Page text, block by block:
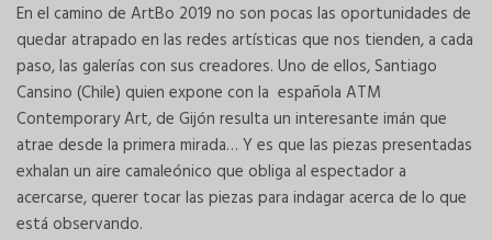
En el camino de ArtBo 2019 no son pocas las oportunidades de
quedar atrapado en las redes artísticas que nos tienden, a cada
paso, las galerías con sus creadores. Uno de ellos, Santiago
Cansino (Chile) quien expone con la española ATM
Contemporary Art, de Gijón resulta un interesante imán que
atrae desde la primera mirada… Y es que las piezas presentadas
exhalan un aire camaleónico que obliga al espectador a
acercarse, querer tocar las piezas para indagar acerca de lo que
está observando.